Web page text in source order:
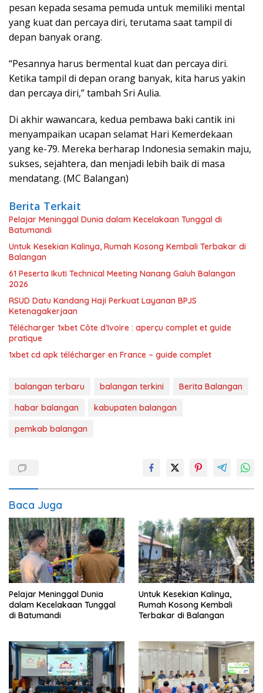
pesan kepada sesama pemuda untuk memiliki mental
yang kuat dan percaya diri, terutama saat tampil di
depan banyak orang.
“Pesannya harus bermental kuat dan percaya diri.
Ketika tampil di depan orang banyak, kita harus yakin
dan percaya diri,” tambah Sri Aulia.
Di akhir wawancara, kedua pembawa baki cantik ini
menyampaikan ucapan selamat Hari Kemerdekaan
yang ke-79. Mereka berharap Indonesia semakin maju,
sukses, sejahtera, dan menjadi lebih baik di masa
mendatang. (MC Balangan)
Berita Terkait
Pelajar Meninggal Dunia dalam Kecelakaan Tunggal di
Batumandi
Untuk Kesekian Kalinya, Rumah Kosong Kembali Terbakar di
Balangan
61 Peserta Ikuti Technical Meeting Nanang Galuh Balangan
2026
RSUD Datu Kandang Haji Perkuat Layanan BPJS
Ketenagakerjaan
Télécharger 1xbet Côte d’Ivoire : aperçu complet et guide
pratique
1xbet cd apk télécharger en France – guide complet
balangan terbaru balangan terkini
Berita Balangan
habar balangan
kabupaten balangan
pemkab balangan
Baca Juga
Pelajar Meninggal Dunia
dalam Kecelakaan Tunggal
di Batumandi
Untuk Kesekian Kalinya,
Rumah Kosong Kembali
Terbakar di Balangan